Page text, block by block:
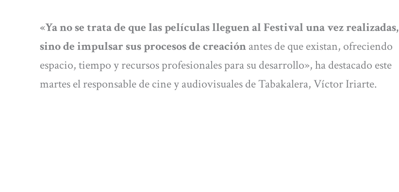
«Ya no se trata de que las películas lleguen al Festival una vez realizadas,
sino de impulsar sus procesos de creaciónantes de que existan, ofreciendo
espacio, tiempo y recursos profesionales para su desarrollo», ha destacado este
martes el responsable de cine y audiovisuales de Tabakalera, Víctor Iriarte.